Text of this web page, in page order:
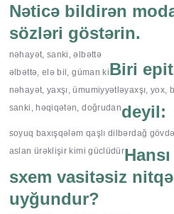
Nəticə bildirən
sözləri göstərin.
nəhayət, sanki, əlbəttə
əlbəttə, elə bil, güman ki
nəhayət, yaxşı, ümumiyyətləyaxşı, yox,
sanki, həqiqətən, doğrudan
Biri
deyil:
soyuq baxışqələm qaşlı dilbərdağ
aslan ürəklişir kimi güclüdürHansı
sxem vasitəsiz nitqə
uyğundur?